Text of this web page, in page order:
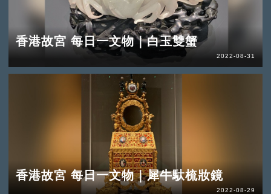
香港故宮 每日一文物｜白玉雙蟹
2022-08-31
香港故宮 每日一文物｜犀牛馱梳妝鏡
2022-08-29